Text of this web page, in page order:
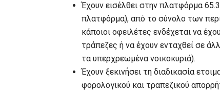
Έχουν εισέλθει στην πλατφόρμα
πλατφόρμα), από το σύνολο των
κάποιοι οφειλέτες ενδέχεται να
τράπεζες ή να έχουν ενταχθεί σε
τα υπερχρεωμένα νοικοκυριά).
Έχουν ξεκινήσει τη διαδικασία
φορολογικού και τραπεζικού